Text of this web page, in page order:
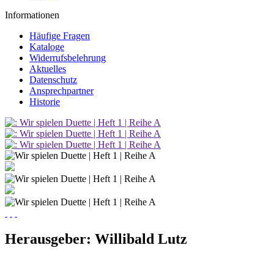
Informationen
Häufige Fragen
Kataloge
Widerrufsbelehrung
Aktuelles
Datenschutz
Ansprechpartner
Historie
Herausgeber: Willibald Lutz